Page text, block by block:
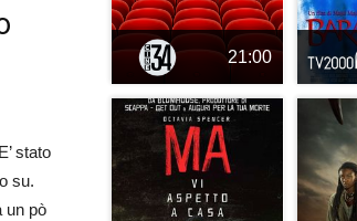
stato
su.
un pò
21:00